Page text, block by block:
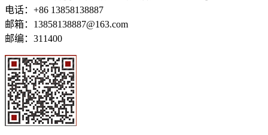
电话：+86 13858138887
邮箱：13858138887@163.com
邮编：311400